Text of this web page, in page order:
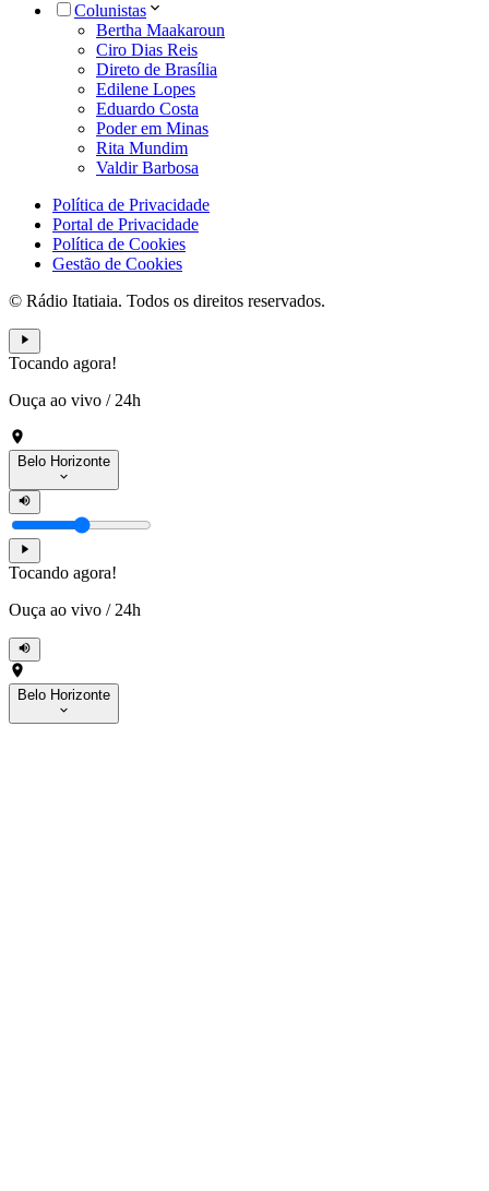
Colunistas
Bertha Maakaroun
Ciro Dias Reis
Direto de Brasília
Edilene Lopes
Eduardo Costa
Poder em Minas
Rita Mundim
Valdir Barbosa
Política de Privacidade
Portal de Privacidade
Política de Cookies
Gestão de Cookies
© Rádio Itatiaia. Todos os direitos reservados.
Tocando agora!
Ouça ao vivo / 24h
Belo Horizonte
Tocando agora!
Ouça ao vivo / 24h
Belo Horizonte